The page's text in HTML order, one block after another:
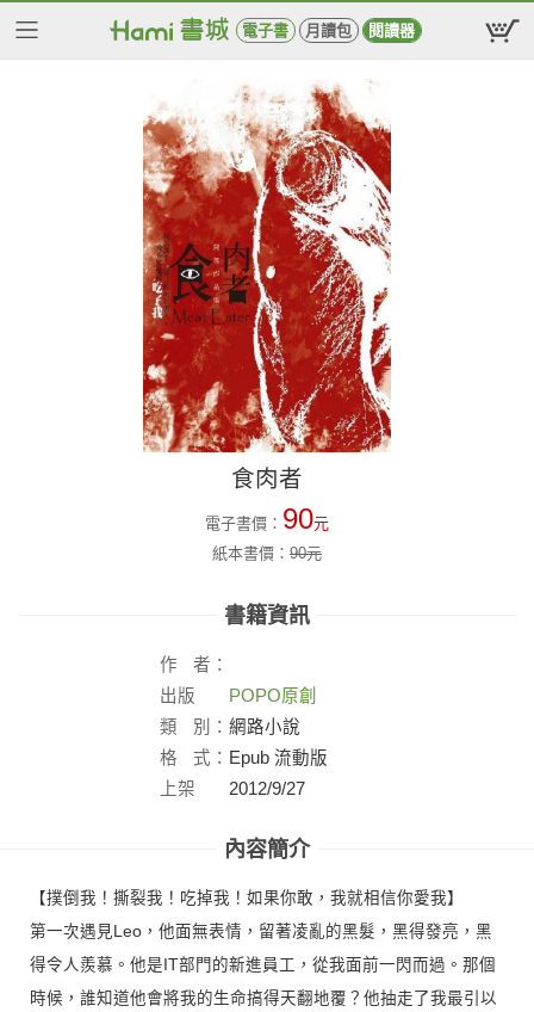
電子書 月讀包 閱讀器
食肉者
電子書價： 90元
紙本書價： 90元
書籍資訊
作
者：
出版
社：
POPO原創
類
別： 網路小說
格
式： Epub 流動版
上架
2012/9/27
內容簡介
【撲倒我！撕裂我！吃掉我！如果你敢，我就相信你愛我】
第一次遇見Leo，他面無表情，留著凌亂的黑髮，黑得發亮，黑
得令人羨慕。他是IT部門的新進員工，從我面前一閃而過。那個
時候，誰知道他會將我的生命搞得天翻地覆？他抽走了我最引以